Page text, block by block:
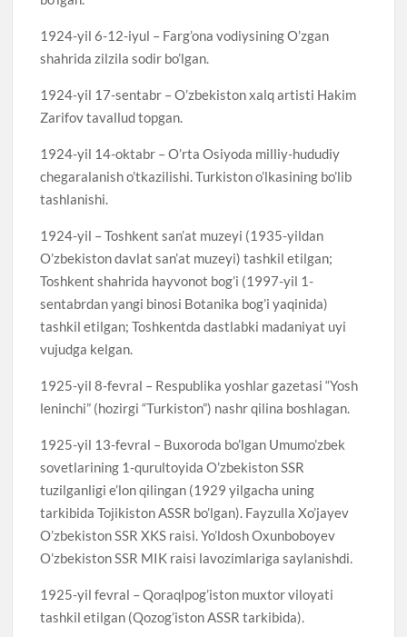
1924-yil 6-12-iyul – Farg’ona vodiysining O’zgan
shahrida zilzila sodir bo’lgan.
1924-yil 17-sentabr – O’zbekiston xalq artisti Hakim
Zarifov tavallud topgan.
1924-yil 14-oktabr – O’rta Osiyoda milliy-hududiy
chegaralanish o’tkazilishi. Turkiston o’lkasining bo’lib
tashlanishi.
1924-yil – Toshkent san’at muzeyi (1935-yildan
O’zbekiston davlat san’at muzeyi) tashkil etilgan;
Toshkent shahrida hayvonot bog’i (1997-yil 1-
sentabrdan yangi binosi Botanika bog’i yaqinida)
tashkil etilgan; Toshkentda dastlabki madaniyat uyi
vujudga kelgan.
1925-yil 8-fevral – Respublika yoshlar gazetasi “Yosh
leninchi” (hozirgi “Turkiston”) nashr qilina boshlagan.
1925-yil 13-fevral – Buxoroda bo’lgan Umumo’zbek
sovetlarining 1-qurultoyida O’zbekiston SSR
tuzilganligi e’lon qilingan (1929 yilgacha uning
tarkibida Tojikiston ASSR bo’lgan). Fayzulla Xo’jayev
O’zbekiston SSR XKS raisi. Yo’ldosh Oxunboboyev
O’zbekiston SSR MIK raisi lavozimlariga saylanishdi.
1925-yil fevral – Qoraqlpog’iston muxtor viloyati
tashkil etilgan (Qozog’iston ASSR tarkibida).